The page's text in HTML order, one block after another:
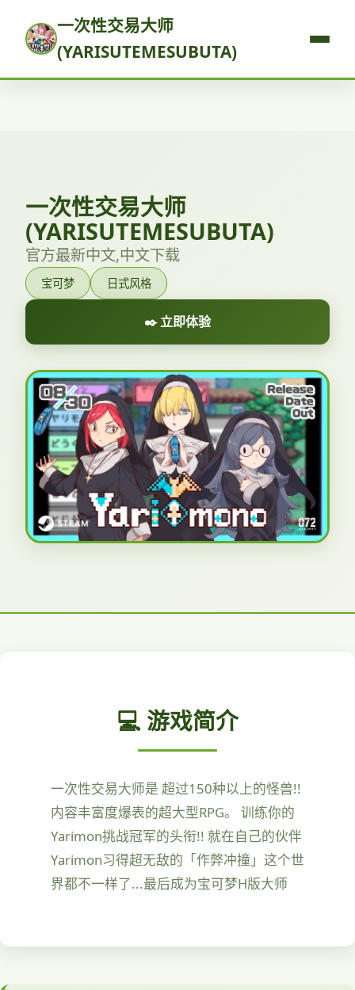
一次性交易大师
(YARISUTEMESUBUTA)
一次性交易大师
(YARISUTEMESUBUTA)
官方最新中文,中文下载
宝可梦 日式风格
✒️ 立即体验
💻 游戏简介
一次性交易大师是 超过150种以上的怪兽!!
内容丰富度爆表的超大型RPG。 训练你的
Yarimon挑战冠军的头衔!! 就在自己的伙伴
Yarimon习得超无敌的「作弊冲撞」这个世
界都不一样了...最后成为宝可梦H版大师